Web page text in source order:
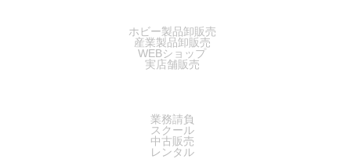
ホビー製品卸販売
産業製品卸販売
WEBショップ
実店舗販売
業務請負
スクール
中古販売
レンタル